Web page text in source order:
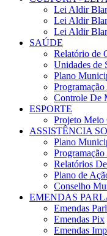
Lei Aldir
Lei Aldir
Lei Aldir
SAÚDE
Relatório de
Unidades de
Plano
Controle De
ESPORTE
Projeto Meio
ASSISTÊNCIA
Plano
Relatórios
Plano de
Conselho
EMENDAS
Emendas
Emendas Pix
Emendas